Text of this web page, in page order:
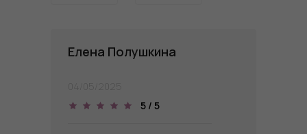
5 / 5
04/05/2025
Елена Полушкина